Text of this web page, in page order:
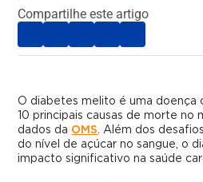
Compartilhe este artigo
O diabetes melito é uma doença
10 principais causas de morte no
dados da OMS. Além dos
do nível de açúcar no sangue, o
impacto significativo na saúde